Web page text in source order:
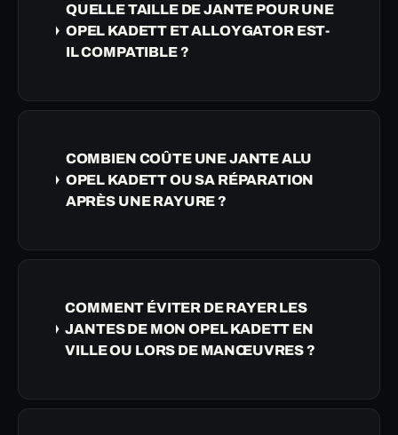
QUELLE TAILLE DE JANTE POUR UNE
OPEL KADETT ET ALLOYGATOR EST-
IL COMPATIBLE ?
COMBIEN COÛTE UNE JANTE ALU
OPEL KADETT OU SA RÉPARATION
APRÈS UNE RAYURE ?
COMMENT ÉVITER DE RAYER LES
JANTES DE MON OPEL KADETT EN
VILLE OU LORS DE MANŒUVRES ?